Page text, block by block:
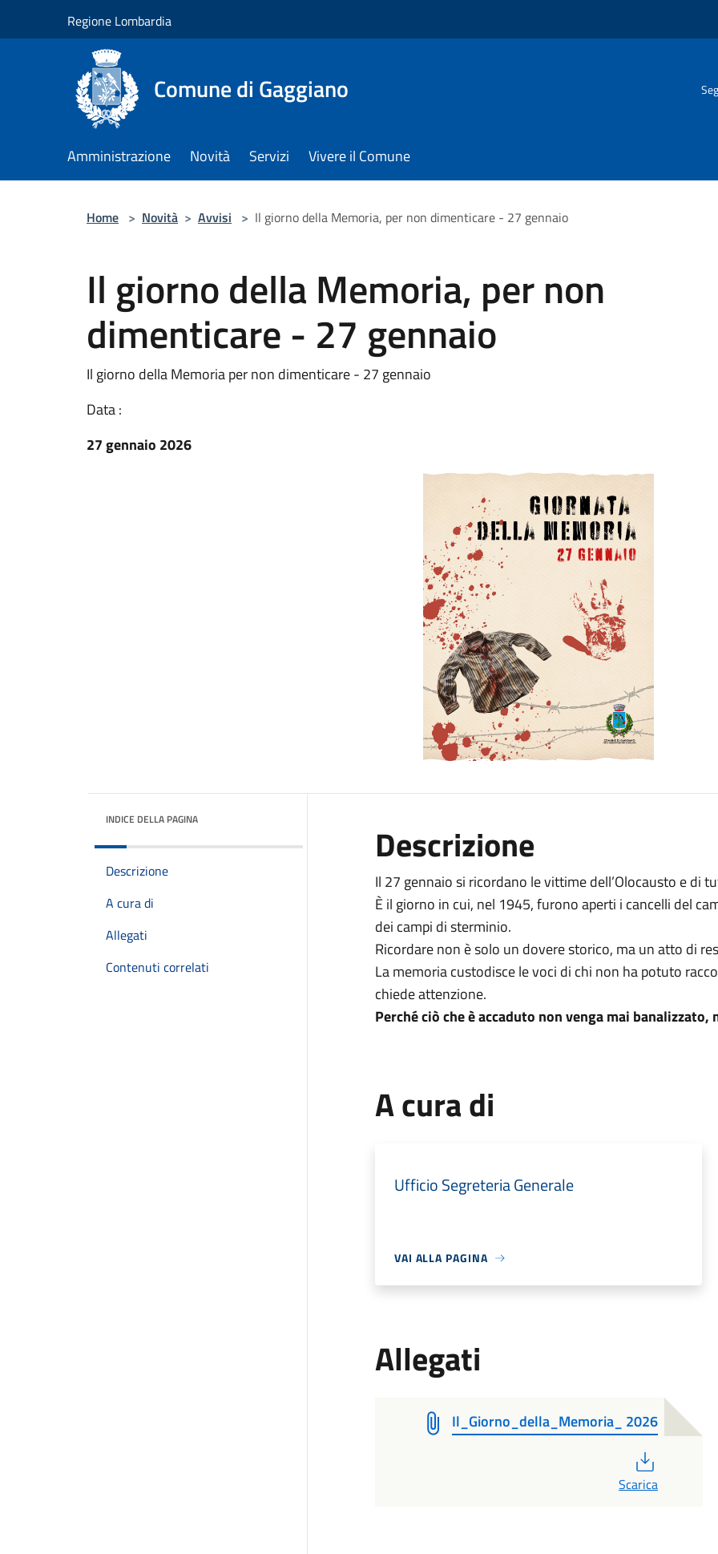
Regione Lombardia
Comune di Gaggiano
Amministrazione Novità Servizi Vivere il Comune
Home > Novità > Avvisi > Il giorno della Memoria, per non dimenticare - 27 gennaio
Il giorno della Memoria, per non
dimenticare - 27 gennaio
Il giorno della Memoria per non dimenticare - 27 gennaio
Data :
27 gennaio 2026
INDICE DELLA PAGINA
Descrizione
A cura di
Allegati
Contenuti correlati
Descrizione
Il 27 gennaio si ricordano le vittime dell’Olocausto e di
È il giorno in cui, nel 1945, furono aperti i cancelli del
dei campi di sterminio.
Ricordare non è solo un dovere storico, ma un atto di
La memoria custodisce le voci di chi non ha potuto
chiede attenzione.
Perché ciò che è accaduto non venga mai
A cura di
Ufficio Segreteria Generale
VAI ALLA PAGINA
Allegati
Il_Giorno_della_Memoria_ 2026
Scarica